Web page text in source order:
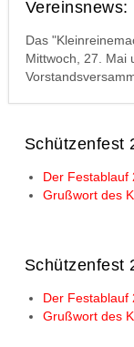
Vereinsnews:
Das
Mittwoch, 27. Mai
Schützenfest
Der Festablauf
Grußwort des
Schützenfest
Der Festablauf
Grußwort des